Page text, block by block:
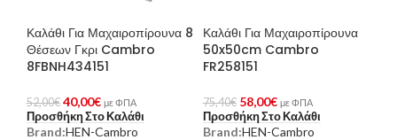
Καλάθι Για Μαχαιροπίρουνα 8
Θέσεων Γκρι Cambro
8FBNH434151
52,00€ 40,00€ με ΦΠΑ
Προσθήκη Στο Καλάθι
Brand:HEN-Cambro
Καλάθι Για Μαχαιροπίρουνα
50x50cm Cambro
FR258151
75,40€ 58,00€ με ΦΠΑ
Προσθήκη Στο Καλάθι
Brand:HEN-Cambro